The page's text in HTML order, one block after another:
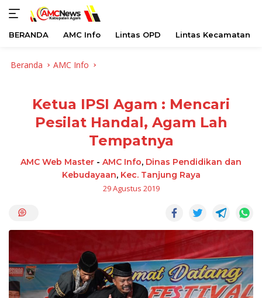
BERANDA AMC Info Lintas OPD Lintas Kecamatan
Beranda AMC Info
Ketua IPSI Agam : Mencari
Pesilat Handal, Agam Lah
Tempatnya
AMC Web Master - AMC Info, Dinas Pendidikan dan
Kebudayaan, Kec. Tanjung Raya
29 Agustus 2019